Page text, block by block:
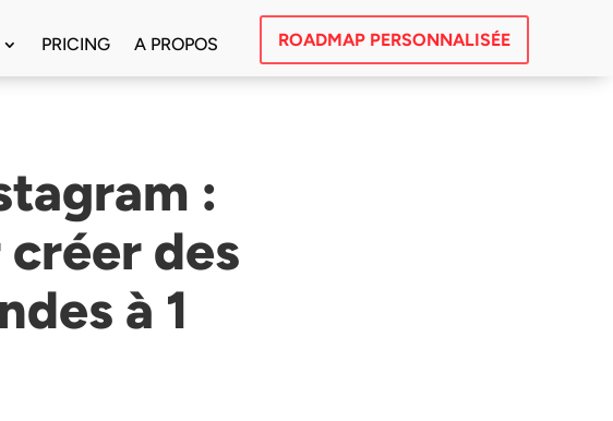
PRICING A PROPOS ROADMAP PERSONNALISÉE
:
des
à 1